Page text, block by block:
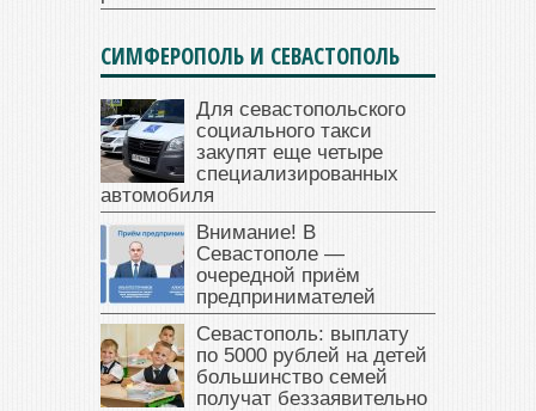
СИМФЕРОПОЛЬ И СЕВАСТОПОЛЬ
Для севастопольского
социального такси
закупят еще четыре
специализированных
автомобиля
Внимание! В
Севастополе —
очередной приём
предпринимателей
Севастополь: выплату
по 5000 рублей на детей
большинство семей
получат беззаявительно